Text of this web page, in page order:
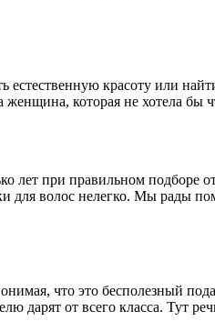
естественную красоту или
которая не хотела бы
лет при правильном подборе
для волос нелегко. Мы рады
что это бесполезный
дарят от всего класса. Тут